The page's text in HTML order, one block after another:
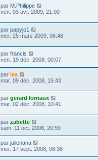
par M.Philippe
ven. 03 avr. 2009, 21:00
par papyjo1
mer. 25 mars 2009, 06:48
par francis
ven. 19 déc. 2008, 00:07
par lea
mar. 09 déc. 2008, 15:43
par gerard lorriaux
mar. 02 déc. 2008, 10:41
par zabette
sam. 11 oct. 2008, 20:59
par julienana
mer. 17 sept. 2008, 08:38